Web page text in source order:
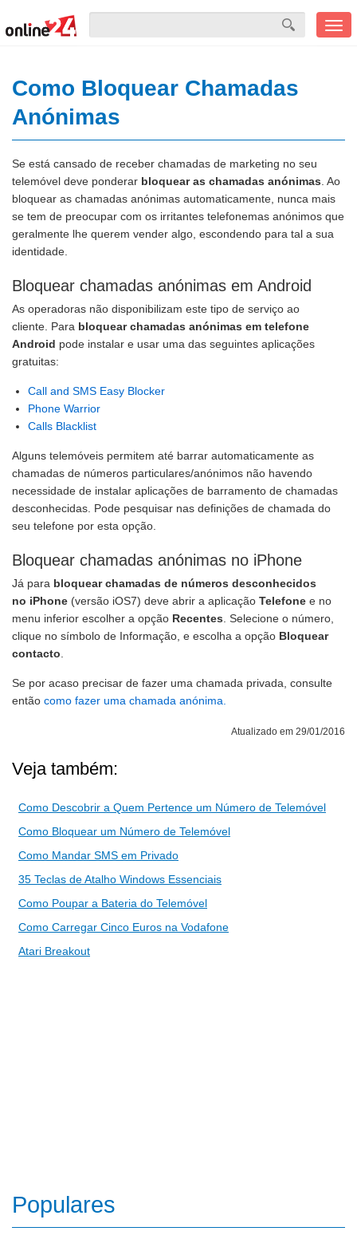
Como Bloquear Chamadas
Anónimas
Se está cansado de receber chamadas de marketing no seu
telemóvel deve ponderar bloquear as chamadas anónimas . Ao
bloquear as chamadas anónimas automaticamente, nunca mais
se tem de preocupar com os irritantes telefonemas anónimos que
geralmente lhe querem vender algo, escondendo para tal a sua
identidade.
Bloquear chamadas anónimas em Android
As operadoras não disponibilizam este tipo de serviço ao
cliente. Para bloquear chamadas anónimas em telefone
Android pode instalar e usar uma das seguintes aplicações
gratuitas:
Call and SMS Easy Blocker
Phone Warrior
Calls Blacklist
Alguns telemóveis permitem até barrar automaticamente as
chamadas de números particulares/anónimos não havendo
necessidade de instalar aplicações de barramento de chamadas
desconhecidas. Pode pesquisar nas definições de chamada do
seu telefone por esta opção.
Bloquear chamadas anónimas no iPhone
Já para bloquear chamadas de números desconhecidos
no iPhone (versão iOS7) deve abrir a aplicação Telefone e no
menu inferior escolher a opção Recentes . Selecione o número,
clique no símbolo de Informação, e escolha a opção Bloquear
contacto
Se por acaso precisar de fazer uma chamada privada, consulte
então como fazer uma chamada anónima.
Atualizado em 29/01/2016
Veja também:
Como Descobrir a Quem Pertence um Número de Telemóvel
Como Bloquear um Número de Telemóvel
Como Mandar SMS em Privado
35 Teclas de Atalho Windows Essenciais
Como Poupar a Bateria do Telemóvel
Como Carregar Cinco Euros na Vodafone
Atari Breakout
Populares